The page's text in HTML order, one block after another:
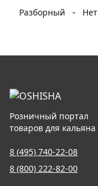
Разборный
- Нет
Розничный портал
товаров для кальяна
8 (495) 740-22-08
8 (800) 222-82-00